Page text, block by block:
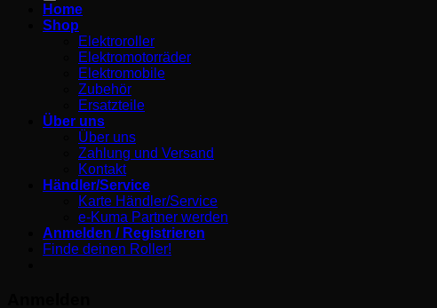
Home
Shop
Elektroroller
Elektromotorräder
Elektromobile
Zubehör
Ersatzteile
Über uns
Über uns
Zahlung und Versand
Kontakt
Händler/Service
Karte Händler/Service
e-Kuma Partner werden
Anmelden / Registrieren
Finde deinen Roller!